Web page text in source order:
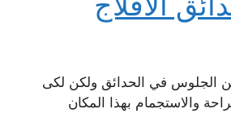
الجلوس في الحدائق ولكن لكى
والاستجمام بهذا المكان